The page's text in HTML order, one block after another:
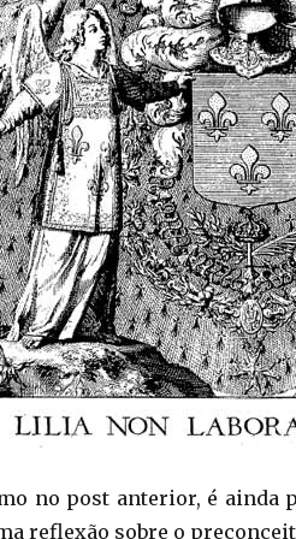
no post anterior, é ainda
reflexão sobre o